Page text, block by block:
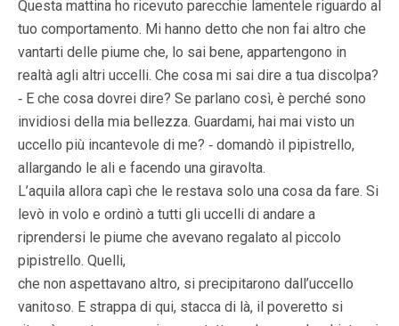
Questa mattina ho ricevuto parecchie lamentele riguardo al
tuo comportamento. Mi hanno detto che non fai altro che
vantarti delle piume che, lo sai bene, appartengono in
realtà agli altri uccelli. Che cosa mi sai dire a tua discolpa?
‑ E che cosa dovrei dire? Se parlano così, è perché sono
invidiosi della mia bellezza. Guardami, hai mai visto un
uccello più incantevole di me? ‑ domandò il pipistrello,
allargando le ali e facendo una giravolta.
L’aquila allora capì che le restava solo una cosa da fare. Si
levò in volo e ordinò a tutti gli uccelli di andare a
riprendersi le piume che avevano regalato al piccolo
pipistrello. Quelli,
che non aspettavano altro, si precipitarono dall’uccello
vanitoso. E strappa di qui, stacca di là, il poveretto si